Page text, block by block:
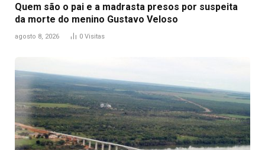
Quem são o pai e a madrasta presos por suspeita
da morte do menino Gustavo Veloso
agosto 8, 2026 0 Visitas